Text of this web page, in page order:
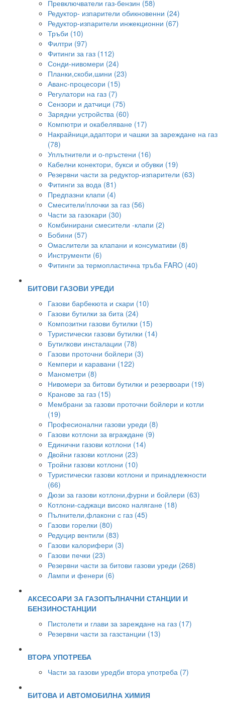
Превключватели газ-бензин (58)
Редуктор- изпарители обикновенни (24)
Редуктор-изпарители инжекционни (67)
Тръби (10)
Филтри (97)
Фитинги за газ (112)
Сонди-нивомери (24)
Планки,скоби,шини (23)
Аванс-процесори (15)
Регулатори на газ (7)
Сензори и датчици (75)
Зарядни устройства (60)
Компютри и окабеляване (17)
Накрайници,адаптори и чашки за зареждане на газ
(78)
Уплътнители и о-пръстени (16)
Кабелни конектори, букси и обувки (19)
Резервни части за редуктор-изпарители (63)
Фитинги за вода (81)
Предпазни клапи (4)
Смесители/плочки за газ (56)
Части за газокари (30)
Комбинирани смесители -клапи (2)
Бобини (57)
Омаслители за клапани и консумативи (8)
Инструменти (6)
Фитинги за термопластична тръба FARO (40)
БИТОВИ ГАЗОВИ УРЕДИ
Газови барбекюта и скари (10)
Газови бутилки за бита (24)
Композитни газови бутилки (15)
Туристически газови бутилки (14)
Бутилкови инсталации (78)
Газови проточни бойлери (3)
Кемпери и каравани (122)
Манометри (8)
Нивомери за битови бутилки и резервоари (19)
Кранове за газ (15)
Мембрани за газови проточни бойлери и котли
(19)
Професионални газови уреди (8)
Газови котлони за вграждане (9)
Единични газови котлони (14)
Двойни газови котлони (23)
Тройни газови котлони (10)
Туристически газови котлони и принадлежности
(66)
Дюзи за газови котлони,фурни и бойлери (63)
Котлони-саджаци високо налягане (18)
Пълнители,флакони с газ (45)
Газови горелки (80)
Редуцир вентили (83)
Газови калорифери (3)
Газови печки (23)
Резервни части за битови газови уреди (268)
Лампи и фенери (6)
АКСЕСОАРИ ЗА ГАЗОПЪЛНАЧНИ СТАНЦИИ И
БЕНЗИНОСТАНЦИИ
Пистолети и глави за зареждане на газ (17)
Резервни части за газстанции (13)
ВТОРА УПОТРЕБА
Части за газови уредби втора употреба (7)
БИТОВА И АВТОМОБИЛНА ХИМИЯ